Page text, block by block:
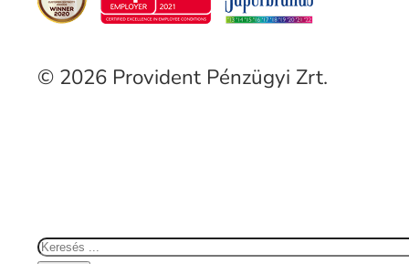
© 2026 Provident Pénzügyi Zrt.
Keresés